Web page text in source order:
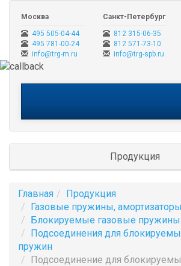
Москва
495 505-04-44
495 781-00-24
info@trg-m.ru
Санкт-Петербург
812 315-06-35
812 571-73-10
info@trg-spb.ru
Продукция
Главная
Продукция
Газовые пружины,
Блокируемые газовые пружины
Подсоединения для
пружин
Подсоединение для